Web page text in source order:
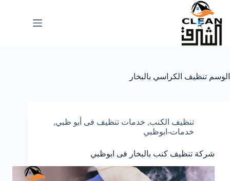
التجاوز
المحتوى
الوسم تنظيف الكراسي بالبخار
تنظيف الكنب, خدمات تنظيف فى أبو ظبي,
خدمات-ابوظبي
شركة تنظيف كنب بالبخار فى ابوظبي